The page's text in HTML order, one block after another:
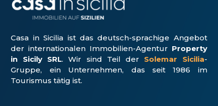
Casa in Sicilia ist das deutsch-sprachige Angebot
der internationalen Immobilien-Agentur Property
in Sicily SRL. Wir sind Teil der Solemar Sicilia-
Gruppe, ein Unter­nehmen, das seit 1986 im
Tourismus tätig ist.